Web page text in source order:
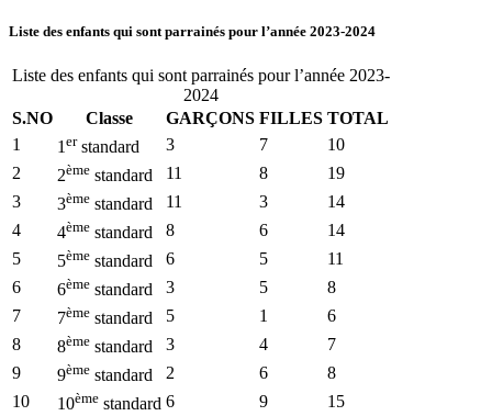
Liste des enfants qui sont parrainés pour l’année 2023-2024
Liste des enfants qui sont parrainés pour l’année 2023-
2024
S.NO
Classe GARÇONS FILLES TOTAL
1
1 erstandard 3 7
10
2
2ème standard 11 8
19
3
3ème standard 11 3
14
4
4ème standard 8 6
14
5
5ème standard 6 5
11
6
6ème standard 3 5
8
7
7ème standard 5 1
6
8
8ème standard 3 4
7
9
9ème standard 2 6
8
10
10ème standard 6 9
15